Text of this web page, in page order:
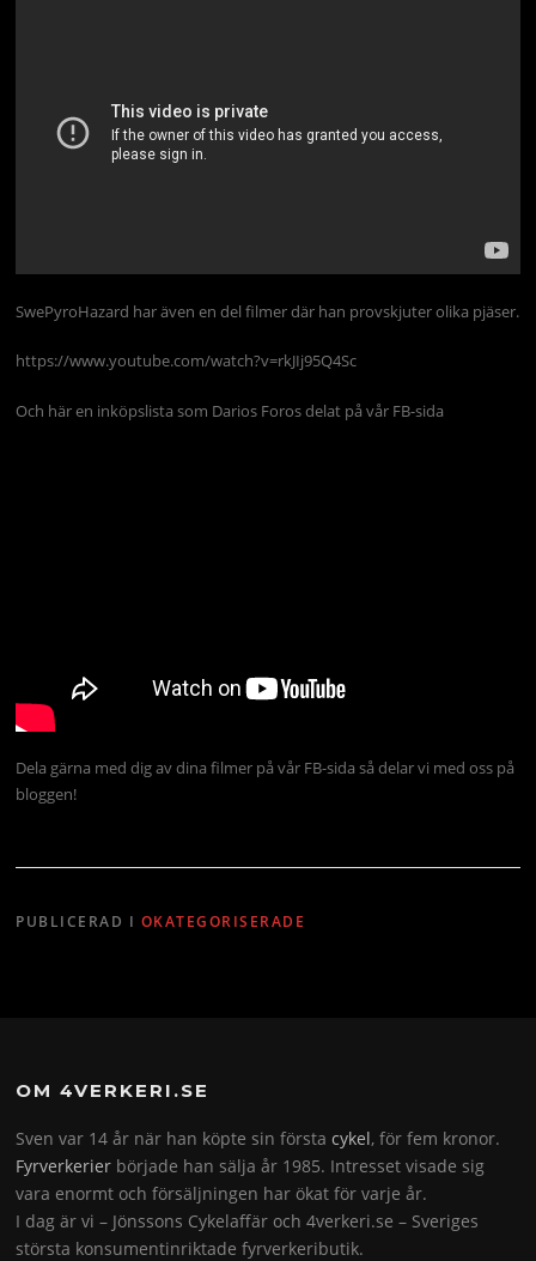
SwePyroHazard har även en del filmer där han provskjuter olika pjäser.
https://www.youtube.com/watch?v=rkJIj95Q4Sc
Och här en inköpslista som Darios Foros delat på vår FB-sida
Dela gärna med dig av dina filmer på vår FB-sida så delar vi med oss på
bloggen!
PUBLICERAD I OKATEGORISERADE
OM 4VERKERI.SE
Sven var 14 år när han köpte sin förstacykel, för fem kronor.
Fyrverkerier började han sälja år 1985. Intresset visade sig
vara enormt och försäljningen har ökat för varje år.
I dag är vi – Jönssons Cykelaffär och 4verkeri.se – Sveriges
största konsumentinriktade fyrverkeributik.